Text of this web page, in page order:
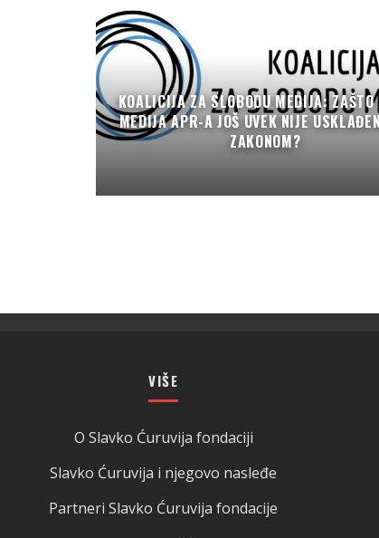
KOALICIJA ZA SLOBODU MEDIJA: ZAŠTO
MEDIJA APR-A JOŠ UVEK NIJE
ZAKONOM?
VIŠE
O Slavko Ćuruvija fondaciji
Slavko Ćuruvija i njegovo nasleđe
Partneri Slavko Ćuruvija fondacije